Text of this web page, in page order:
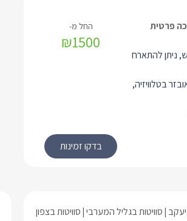
פרטית
ניתן להתארח
בטלוויזיה,
שתצטרכו.
מלא
₪1500
יעקב סוויטות בגליל המערבי סוויטות בצפון